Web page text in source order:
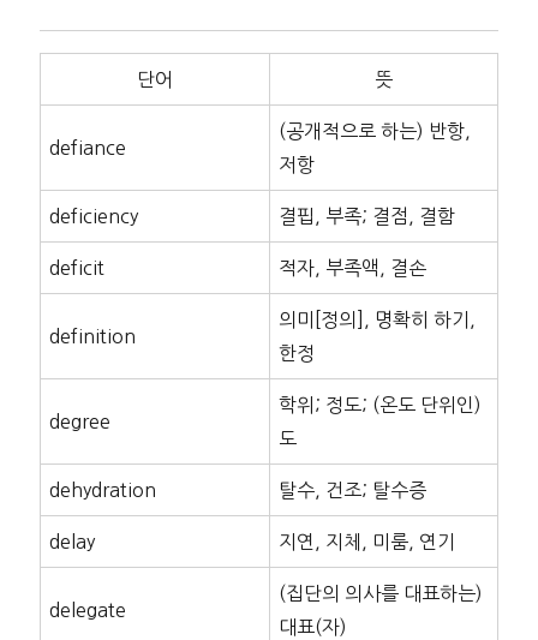
단어 뜻
defiance
(공개적으로 하는) 반항,
저항
deficiency 결핍, 부족; 결점, 결함
deficit 적자, 부족액, 결손
definition
의미[정의], 명확히 하기,
한정
degree
학위; 정도; (온도 단위인)
도
dehydration 탈수, 건조; 탈수증
delay 지연, 지체, 미룸, 연기
delegate
(집단의 의사를 대표하는)
대표(자)